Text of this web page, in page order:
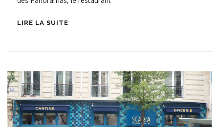
LIRE LA SUITE